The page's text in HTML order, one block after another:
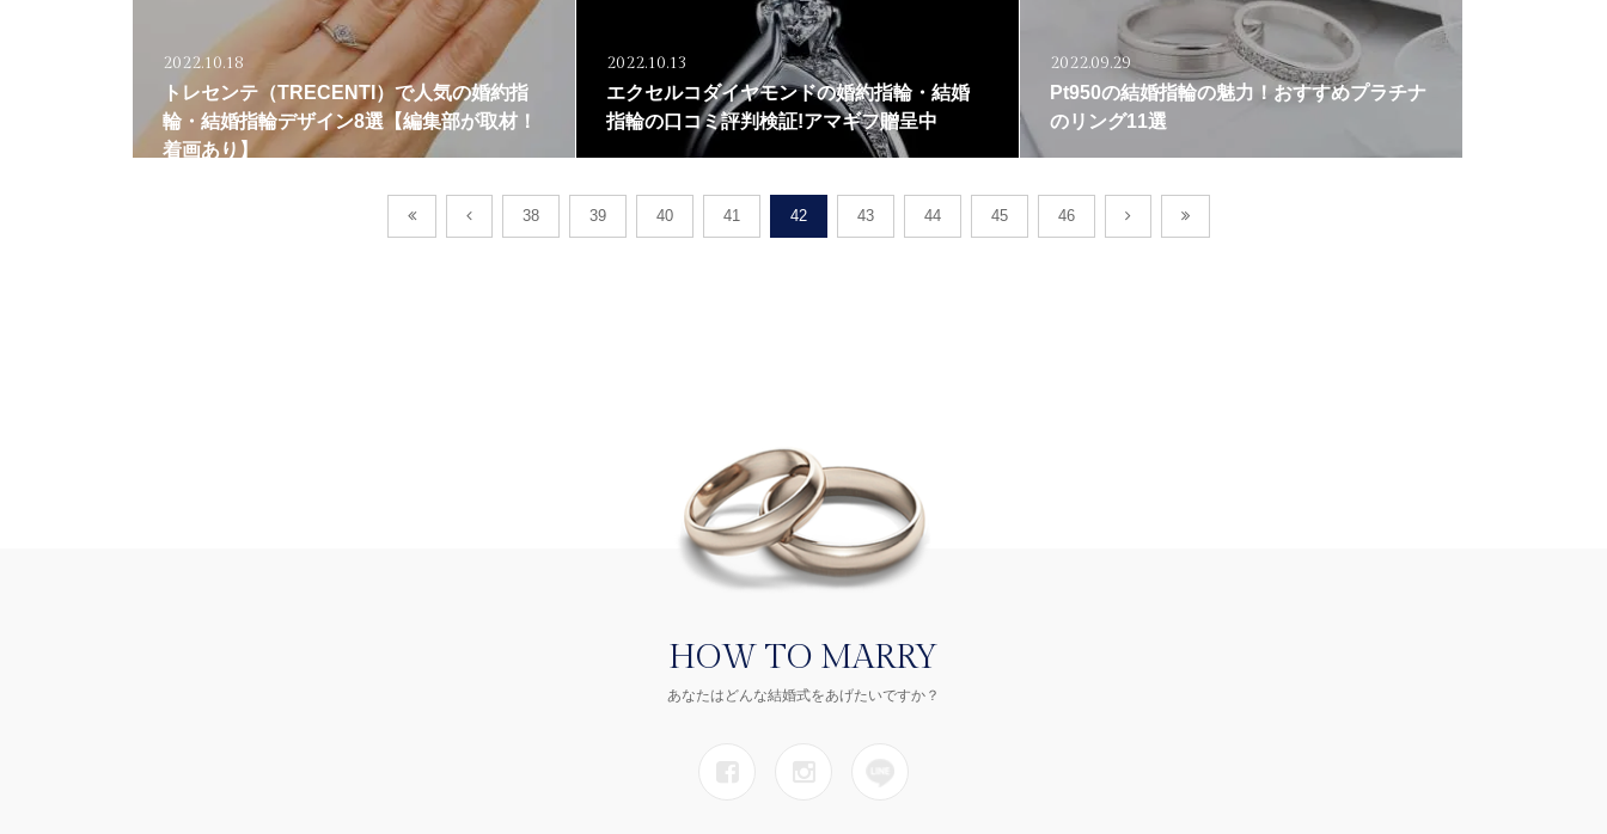
2022.10.18
トレセンテ（TRECENTI）で人気の婚約指
輪・結婚指輪デザイン8選【編集部が取材！
着画あり】
2022.10.13
エクセルコダイヤモンドの婚約指輪・結婚
指輪の口コミ評判検証!アマギフ贈呈中
2022.09.29
Pt950の結婚指輪の魅力！おすすめプラチナ
のリング11選
38 39 40 41 42 43 44 45 46
HOW TO MARRY
あなたはどんな結婚式をあげたいですか？